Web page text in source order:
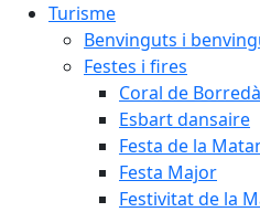
Turisme
Benvinguts i
Festes i fires
Coral de Borredà
Esbart dansaire
Festa de la
Festa Major
Festivitat de la